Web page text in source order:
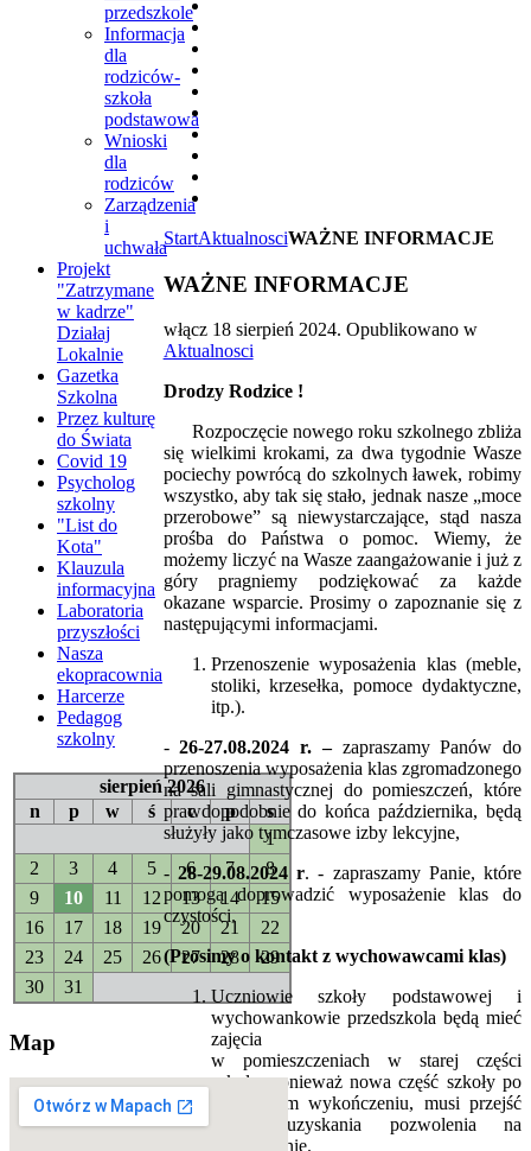
StartAktualnosciWAŻNE INFORMACJE
WAŻNE INFORMACJE
włącz 18 sierpień 2024. Opublikowano w
Aktualnosci
Drodzy Rodzice !
Rozpoczęcie nowego roku szkolnego zbliża
się wielkimi krokami, za dwa tygodnie Wasze
pociechy powrócą do szkolnych ławek, robimy
wszystko, aby tak się stało, jednak nasze „moce
przerobowe” są niewystarczające, stąd nasza
prośba do Państwa o pomoc. Wiemy, że
możemy liczyć na Wasze zaangażowanie i już z
góry pragniemy podziękować za każde
okazane wsparcie. Prosimy o zapoznanie się z
następującymi informacjami.
Przenoszenie wyposażenia klas (meble,
stoliki, krzesełka, pomoce dydaktyczne,
itp.).
-26-27.08.2024 r. – zapraszamy Panów do
przenoszenia wyposażenia klas zgromadzonego
na sali gimnastycznej do pomieszczeń, które
prawdopodobnie do końca października, będą
służyły jako tymczasowe izby lekcyjne,
- 28-29.08.2024 r. - zapraszamy Panie, które
pomogą doprowadzić wyposażenie klas do
czystości.
(Prosimy o kontakt z wychowawcami klas)
Uczniowie szkoły podstawowej i
wychowankowie przedszkola będą mieć
zajęcia
w pomieszczeniach w starej części
szkoły, ponieważ nowa część szkoły po
całkowitym wykończeniu, musi przejść
proces uzyskania pozwolenia na
użytkowanie.
przedszkole
Informacja
dla
rodziców-
szkoła
podstawowa
Wnioski
dla
rodziców
Zarządzenia
i
uchwała
Projekt
"Zatrzymane
w kadrze"
Działaj
Lokalnie
Gazetka
Szkolna
Przez kulturę
do Świata
Covid 19
Psycholog
szkolny
"List do
Kota"
Klauzula
informacyjna
Laboratoria
przyszłości
Nasza
ekopracownia
Harcerze
Pedagog
szkolny
sierpień 2026
n
p w ś c p
s
1
2
3 4 5 6 7
8
9
10 11 12 13 14
15
16
17 18 19 20 21
22
23
24 25 26 27 28
29
30
31
Map